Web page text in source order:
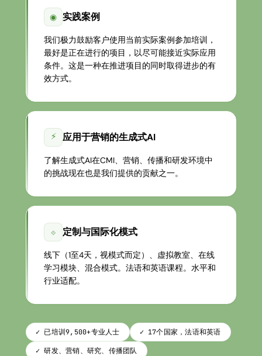
◉ 实践案例
我们极力鼓励客户使用当前实际案例参加培训，
最好是正在进行的项目，以尽可能接近实际应用
条件。这是一种在推进项目的同时取得进步的有
效方式。
⚡ 应用于营销的生成式AI
了解生成式AI在CMI、营销、传播和研发环境中
的挑战现在也是我们提供的贡献之一。
⟐ 定制与国际化模式
线下（1至4天，视模式而定）、虚拟教室、在线
学习模块、混合模式。法语和英语课程。水平和
行业适配。
✓ 已培训9,500+专业人士
✓ 17个国家，法语和英语
✓ 研发、营销、研究、传播团队